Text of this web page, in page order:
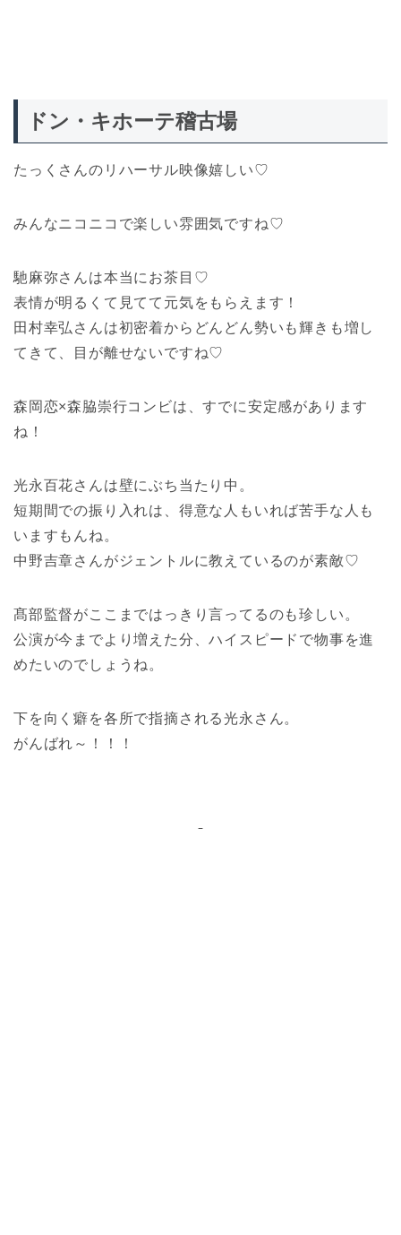
ドン・キホーテ稽古場
たっくさんのリハーサル映像嬉しい♡
みんなニコニコで楽しい雰囲気ですね♡
馳麻弥さんは本当にお茶目♡
表情が明るくて見てて元気をもらえます！
田村幸弘さんは初密着からどんどん勢いも輝きも増し
てきて、目が離せないですね♡
森岡恋×森脇崇行コンビは、すでに安定感があります
ね！
光永百花さんは壁にぶち当たり中。
短期間での振り入れは、得意な人もいれば苦手な人も
いますもんね。
中野吉章さんがジェントルに教えているのが素敵♡
髙部監督がここまではっきり言ってるのも珍しい。
公演が今までより増えた分、ハイスピードで物事を進
めたいのでしょうね。
下を向く癖を各所で指摘される光永さん。
がんばれ～！！！